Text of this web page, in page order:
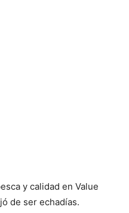
y calidad en Value
de ser echadías.